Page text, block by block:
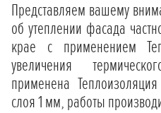
Представляем вашему
об утеплении фасада
крае с применением
увеличения
применена
слоя 1 мм, работы